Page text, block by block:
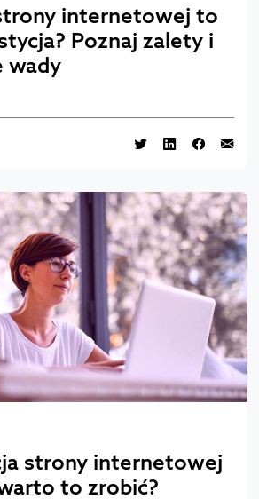
internetowej to
Poznaj zalety i
wady
strony internetowej
to zrobić?